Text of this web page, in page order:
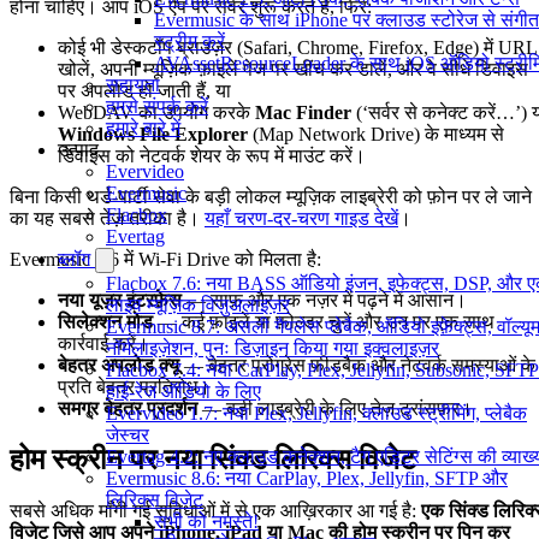
Evermusic के साथ iPhone पर क्लाउड स्टोरेज से संगीत
स्ट्रीम करें
AVAssetResourceLoader के साथ iOS ऑडियो
सहायता
हमसे संपर्क करें
हमारे बारे में
उत्पाद
Evervideo
Evermusic
Flacbox
Evertag
ब्लॉग
Flacbox 7.6: नया BASS ऑडियो इंजन, इफेक्ट्स, DSP, और
लाइव म्यूज़िक विज़ुअलाइज़र
Evermusic 8.7: असली गैपलेस प्लेबैक, ऑडियो इफ़ेक्ट्स, वॉल्यूम
नॉर्मलाइज़ेशन, पुनः डिज़ाइन किया गया इक्वलाइज़र
Flacbox 7.4: नया CarPlay, Plex, Jellyfin, Subsonic, SFTP
हाई-रेज ऑडियो के लिए
Evervideo 1.7: नया Plex, Jellyfin, क्लाउड स्ट्रीमिंग, प्लेबैक
जेस्चर
Evertag 4.2: नए क्लाउड कनेक्शन, टैग एडिटर सेटिंग्स की
Evermusic 8.6: नया CarPlay, Plex, Jellyfin, SFTP और
लिरिक्स विजेट
सभी को नमस्ते!
होना चाहिए। आप iOS ऐप पर सर्वर शुरू करते हैं, फिर:
कोई भी डेस्कटॉप ब्राउज़र (Safari, Chrome, Firefox, Edge) में URL
खोलें, अपनी म्यूज़िक फ़ाइलें पेज पर खींच कर डालें, और वे सीधे डिवाइस
पर अपलोड हो जाती हैं, या
WebDAV का उपयोग करकेMac Finder (‘सर्वर से कनेक्ट करें…’)
Windows File Explorer (Map Network Drive) के माध्यम से
डिवाइस को नेटवर्क शेयर के रूप में माउंट करें।
बिना किसी थर्ड-पार्टी सेवा के बड़ी लोकल म्यूज़िक लाइब्रेरी को फ़ोन पर ले जाने
का यह सबसे तेज़ तरीका है।यहाँ चरण-दर-चरण गाइड देखें।
Evermusic 8.6 में Wi-Fi Drive को मिलता है:
नया यूज़र इंटरफ़ेस— साफ़ और एक नज़र में पढ़ने में आसान।
सिलेक्शन मोड— कई फ़ाइलें या फ़ोल्डर चुनें और उन पर एक साथ
कार्रवाई करें।
बेहतर अपलोड क्यू— बेहतर प्रोग्रेस फ़ीडबैक और नेटवर्क समस्याओं के
प्रति बेहतर प्रतिरोध।
समग्र बेहतर प्रदर्शन— बड़ी लाइब्रेरी के लिए तेज़ ट्रांसफ़र।
होम स्क्रीन पर नया सिंक्ड लिरिक्स विजेट
सबसे अधिक माँगी गई सुविधाओं में से एक आख़िरकार आ गई है:एक सिंक्ड
विजेट जिसे आप अपने iPhone, iPad या Mac की होम स्क्रीन पर पिन कर